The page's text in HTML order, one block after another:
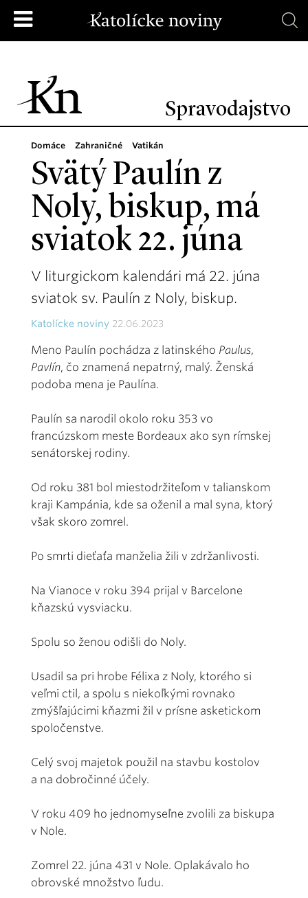
Spravodajstvo
Domáce Zahraničné Vatikán
Svätý Paulín z
Noly, biskup, má
sviatok 22. júna
V liturgickom kalendári má 22. júna
sviatok sv. Paulín z Noly, biskup.
Katolícke noviny 22.06.2023
Meno Paulín pochádza z latinského Paulus,
Pavlín, čo znamená nepatrný, malý. Ženská
podoba mena je Paulína.
Paulín sa narodil okolo roku 353 vo
francúzskom meste Bordeaux ako syn rímskej
senátorskej rodiny.
Od roku 381 bol miestodržiteľom v talianskom
kraji Kampánia, kde sa oženil a mal syna, ktorý
však skoro zomrel.
Po smrti dieťaťa manželia žili v zdržanlivosti.
Na Vianoce v roku 394 prijal v Barcelone
kňazskú vysviacku.
Spolu so ženou odišli do Noly.
Usadil sa pri hrobe Félixa z Noly, ktorého si
veľmi ctil, a spolu s niekoľkými rovnako
zmýšľajúcimi kňazmi žil v prísne asketickom
spoločenstve.
Celý svoj majetok použil na stavbu kostolov
a na dobročinné účely.
V roku 409 ho jednomyseľne zvolili za biskupa
v Nole.
Zomrel 22. júna 431 v Nole. Oplakávalo ho
obrovské množstvo ľudu.